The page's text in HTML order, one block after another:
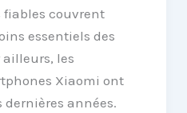
fiables couvrent
essentiels des
les
Xiaomi ont
dernières années.